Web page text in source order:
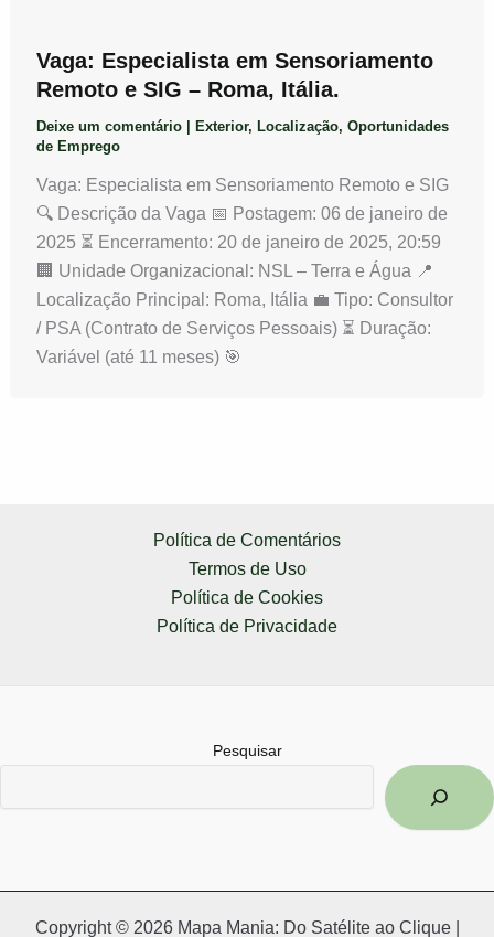
Vaga: Especialista em Sensoriamento
Remoto e SIG – Roma, Itália.
Deixe um comentário Exterior, Localização, Oportunidades
de Emprego
Vaga: Especialista em Sensoriamento Remoto e SIG
🔍 Descrição da Vaga 📅 Postagem: 06 de janeiro de
2025 ⏳ Encerramento: 20 de janeiro de 2025, 20:59
🏢 Unidade Organizacional: NSL – Terra e Água 📍
Localização Principal: Roma, Itália 💼 Tipo: Consultor
/ PSA (Contrato de Serviços Pessoais) ⏳ Duração:
Variável (até 11 meses) 🎯
Política de Comentários
Termos de Uso
Política de Cookies
Política de Privacidade
Pesquisar
Copyright © 2026 Mapa Mania: Do Satélite ao Clique |